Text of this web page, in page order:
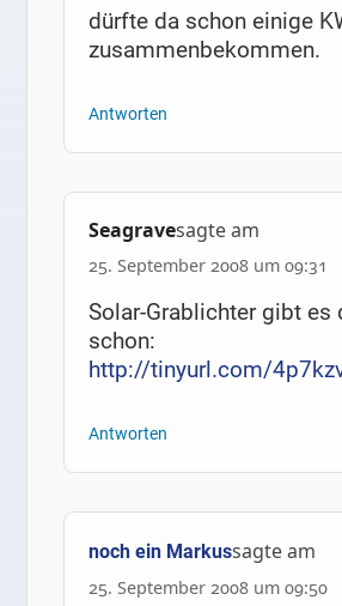
dürfte da schon einige
zusammenbekommen.
Antworten
Seagravesagte am
25. September 2008 um 09:31
Solar-Grablichter gibt es
schon:
http://tinyurl.com/
Antworten
noch ein Markussagte am
25. September 2008 um 09:50